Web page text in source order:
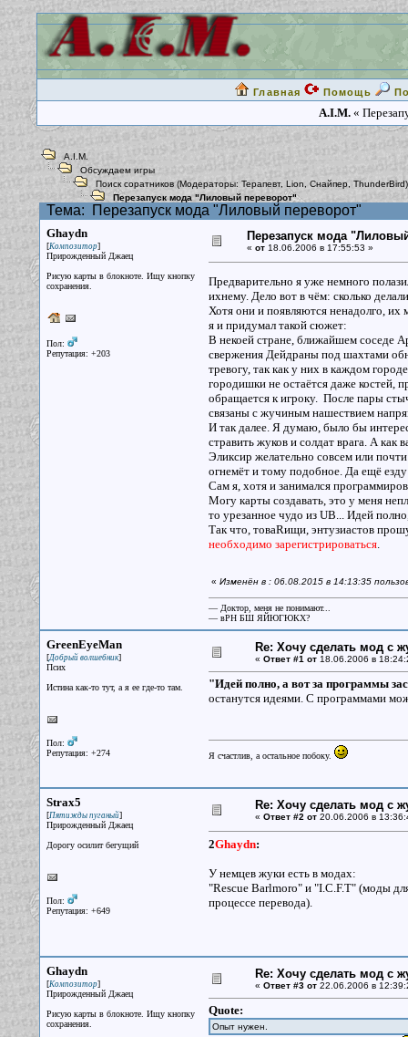
Главная Помощь
A.I.M. «
A.I.M.
Обсуждаем игры
Поиск соратников (Модераторы:Терапевт, Lion Снайпер, ThunderBird)
Перезапуск мода "Лиловый переворот"
Тема: Перезапуск мода "Лиловый переворот"
Ghaydn
[Композитор]
Прирожденный Джаец
Рисую карты в блокноте. Ищу кнопку
сохранения.
Пол:
Репутация: +203
Перезапуск мода
« от18.06.2006 в 17:55:53 »
Предварительно я уже немного
ихнему. Дело вот в чём: сколько
Хотя они и появляются ненадолго, их
я и придумал такой сюжет:
В некоей стране, ближайшем соседе
свержения Дейдраны под шахтами
тревогу, так как у них в каждом
городишки не остаётся даже костей,
обращается к игроку. После пары
связаны с жучиным нашествием
И так далее. Я думаю, было бы
стравить жуков и солдат врага. А как
Эликсир желательно совсем или
огнемёт и тому подобное. Да ещё езду
Сам я, хотя и занимался
Могу карты создавать, это у меня
то урезанное чудо из UB... Идей
Так что, товаRищи, энтузиастов
необходимо зарегистрироваться.
« Изменён в : 06.08.2015 в 14:13:35
— Доктор, меня не понимают...
— вРН БШ ЯЙЮГЮКХ?
GreenEyeMan
[Добрый волшебник]
Псих
Истина как-то тут, а я ее где-то там.
Пол:
Репутация: +274
Re: Хочу сделать мод с
« Ответ #1 от18.06.2006 в
"Идей полно, а вот за программы
останутся идеями. С программами
Я счастлив, а остальное побоку.
Strax5
[Пятижды пуганый]
Прирожденный Джаец
Дорогу осилит бегущий
Пол:
Репутация: +649
Re: Хочу сделать мод с
« Ответ #2 от20.06.2006 в
2Ghaydn:
У немцев жуки есть в модах:
"Rescue Barlmoro" и "I.C.F.T" (моды
процессе перевода).
Ghaydn
[Композитор]
Прирожденный Джаец
Рисую карты в блокноте. Ищу кнопку
сохранения.
Re: Хочу сделать мод с
« Ответ #3 от22.06.2006 в
Quote:
Опыт нужен.